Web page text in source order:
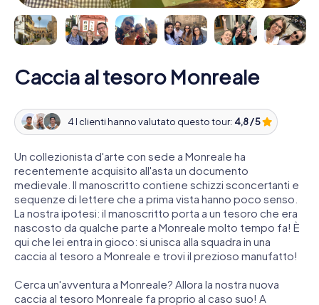
Caccia al tesoro Monreale
4 I clienti hanno valutato questo tour: 4,8 / 5
Un collezionista d'arte con sede a Monreale ha
recentemente acquisito all'asta un documento
medievale. Il manoscritto contiene schizzi sconcertanti e
sequenze di lettere che a prima vista hanno poco senso.
La nostra ipotesi: il manoscritto porta a un tesoro che era
nascosto da qualche parte a Monreale molto tempo fa! È
qui che lei entra in gioco: si unisca alla squadra in una
caccia al tesoro a Monreale e trovi il prezioso manufatto!
Cerca un'avventura a Monreale? Allora la nostra nuova
caccia al tesoro Monreale fa proprio al caso suo! A